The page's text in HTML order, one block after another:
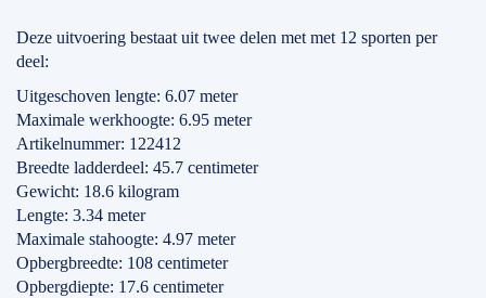
Deze uitvoering bestaat uit twee delen met met 12 sporten per
deel:
Uitgeschoven lengte: 6.07 meter
Maximale werkhoogte: 6.95 meter
Artikelnummer: 122412
Breedte ladderdeel: 45.7 centimeter
Gewicht: 18.6 kilogram
Lengte: 3.34 meter
Maximale stahoogte: 4.97 meter
Opbergbreedte: 108 centimeter
Opbergdiepte: 17.6 centimeter